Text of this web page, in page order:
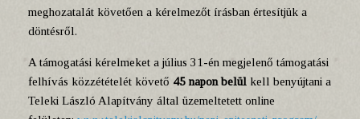
meghozatalát követően a kérelmezőt írásban értesítjük a
döntésről.
A támogatási kérelmeket a július 31-én megjelenő támogatási
felhívás közzétételét követő 45 napon belül kell benyújtani a
Teleki László Alapítvány által üzemeltetett online